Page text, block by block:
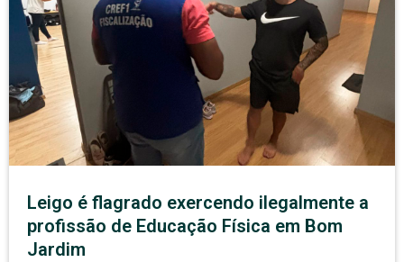
Leigo é flagrado exercendo ilegalmente a
profissão de Educação Física em Bom
Jardim